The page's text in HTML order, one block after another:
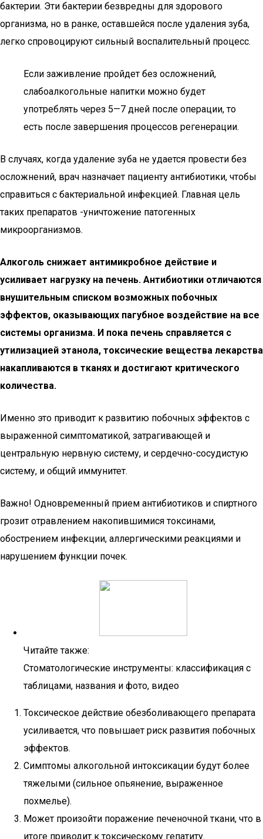
бактерии. Эти бактерии безвредны для здорового
организма, но в ранке, оставшейся после удаления зуба,
легко спровоцируют сильный воспалительный процесс.
Если заживление пройдет без осложнений,
слабоалкогольные напитки можно будет
употреблять через 5—7 дней после операции, то
есть после завершения процессов регенерации.
В случаях, когда удаление зуба не удается провести без
осложнений, врач назначает пациенту антибиотики, чтобы
справиться с бактериальной инфекцией. Главная цель
таких препаратов -уничтожение патогенных
микроорганизмов.
Алкоголь снижает антимикробное действие и
усиливает нагрузку на печень. Антибиотики отличаются
внушительным списком возможных побочных
эффектов, оказывающих пагубное воздействие на все
системы организма. И пока печень справляется с
утилизацией этанола, токсические вещества лекарства
накапливаются в тканях и достигают критического
количества.
Именно это приводит к развитию побочных эффектов с
выраженной симптоматикой, затрагивающей и
центральную нервную систему, и сердечно-сосудистую
систему, и общий иммунитет.
Важно! Одновременный прием антибиотиков и спиртного
грозит отравлением накопившимися токсинами,
обострением инфекции, аллергическими реакциями и
нарушением функции почек.
Читайте также:
Стоматологические инструменты: классификация с
таблицами, названия и фото, видео
Токсическое действие обезболивающего препарата
усиливается, что повышает риск развития побочных
эффектов.
Симптомы алкогольной интоксикации будут более
тяжелыми (сильное опьянение, выраженное
похмелье).
Может произойти поражение печеночной ткани, что в
итоге приводит к токсическому гепатиту.